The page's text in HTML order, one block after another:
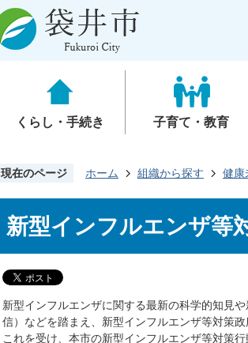
くらし・手続き 子育て・教育
現在のページ ホーム 組織から探す 健康
新型インフルエンザ等
新型インフルエンザに関する最新の科学的知見
信）などを踏まえ、新型インフルエンザ等対策
これを受け、本市の新型インフルエンザ等対策